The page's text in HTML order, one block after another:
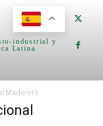
industrial y
Latina
Maderero